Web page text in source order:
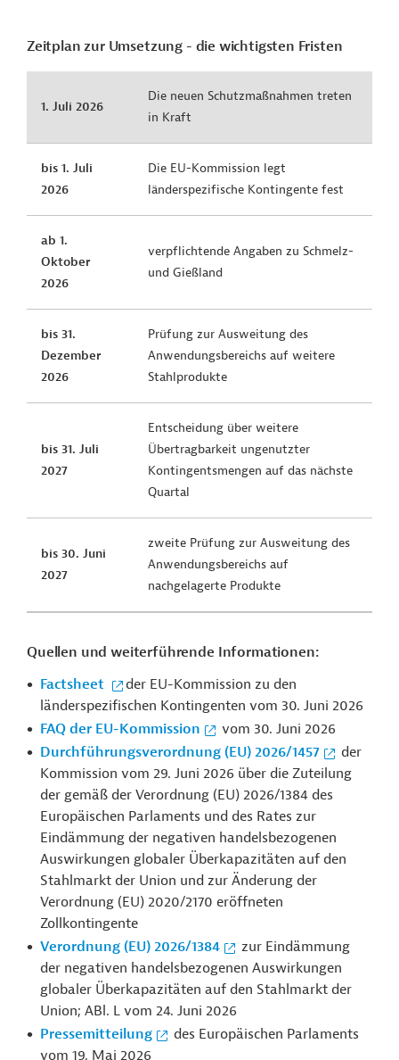
Zeitplan zur Umsetzung - die wichtigsten Fristen
1. Juli 2026
Die neuen Schutzmaßnahmen treten
in Kraft
bis 1. Juli
2026
Die EU-Kommission legt
länderspezifische Kontingente fest
ab 1.
Oktober
2026
verpflichtende Angaben zu Schmelz-
und Gießland
bis 31.
Dezember
2026
Prüfung zur Ausweitung des
Anwendungsbereichs auf weitere
Stahlprodukte
bis 31. Juli
2027
Entscheidung über weitere
Übertragbarkeit ungenutzter
Kontingentsmengen auf das nächste
Quartal
bis 30. Juni
2027
zweite Prüfung zur Ausweitung des
Anwendungsbereichs auf
nachgelagerte Produkte
Quellen und weiterführende Informationen:
Factsheet
der EU-Kommission zu den
länderspezifischen Kontingenten vom 30. Juni 2026
FAQ der EU-Kommission
vom 30. Juni 2026
Durchführungsverordnung (EU) 2026/1457
der
Kommission vom 29. Juni 2026 über die Zuteilung
der gemäß der Verordnung (EU) 2026/1384 des
Europäischen Parlaments und des Rates zur
Eindämmung der negativen handelsbezogenen
Auswirkungen globaler Überkapazitäten auf den
Stahlmarkt der Union und zur Änderung der
Verordnung (EU) 2020/2170 eröffneten
Zollkontingente
Verordnung (EU) 2026/1384
zur Eindämmung
der negativen handelsbezogenen Auswirkungen
globaler Überkapazitäten auf den Stahlmarkt der
Union; ABl. L vom 24. Juni 2026
Pressemitteilung
des Europäischen Parlaments
vom 19. Mai 2026